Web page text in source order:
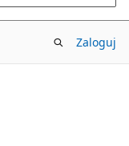
Zaloguj